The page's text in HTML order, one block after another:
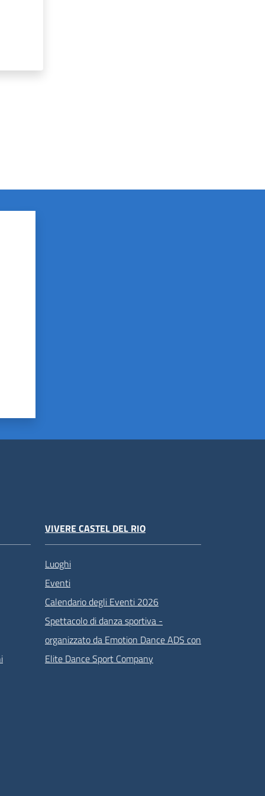
VIVERE CASTEL DEL RIO
Luoghi
Eventi
Calendario degli Eventi 2026
Spettacolo di danza sportiva -
organizzato da Emotion Dance ADS con
Elite Dance Sport Company